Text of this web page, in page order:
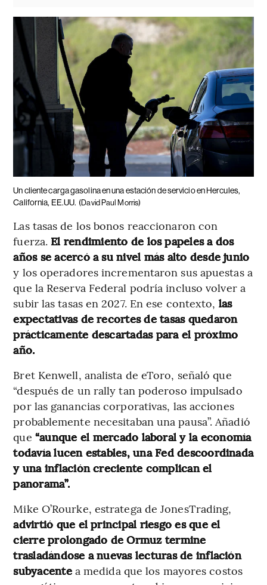
Un cliente carga gasolina en una estación de servicio en Hercules,
California, EE.UU. (David Paul Morris)
Las tasas de los bonos reaccionaron con
fuerza. El rendimiento de los papeles a dos
años se acercó a su nivel más alto desde junio
y los operadores incrementaron sus apuestas a
que la Reserva Federal podría incluso volver a
subir las tasas en 2027. En ese contexto, las
expectativas de recortes de tasas quedaron
prácticamente descartadas para el próximo
año.
Bret Kenwell, analista de eToro, señaló que
“después de un rally tan poderoso impulsado
por las ganancias corporativas, las acciones
probablemente necesitaban una pausa”. Añadió
que “aunque el mercado laboral y la economía
todavía lucen estables, una Fed descoordinada
y una inflación creciente complican el
panorama”.
Mike O’Rourke, estratega de JonesTrading,
advirtió que el principal riesgo es que el
cierre prolongado de Ormuz termine
trasladándose a nuevas lecturas de inflación
subyacentea medida que los mayores costos